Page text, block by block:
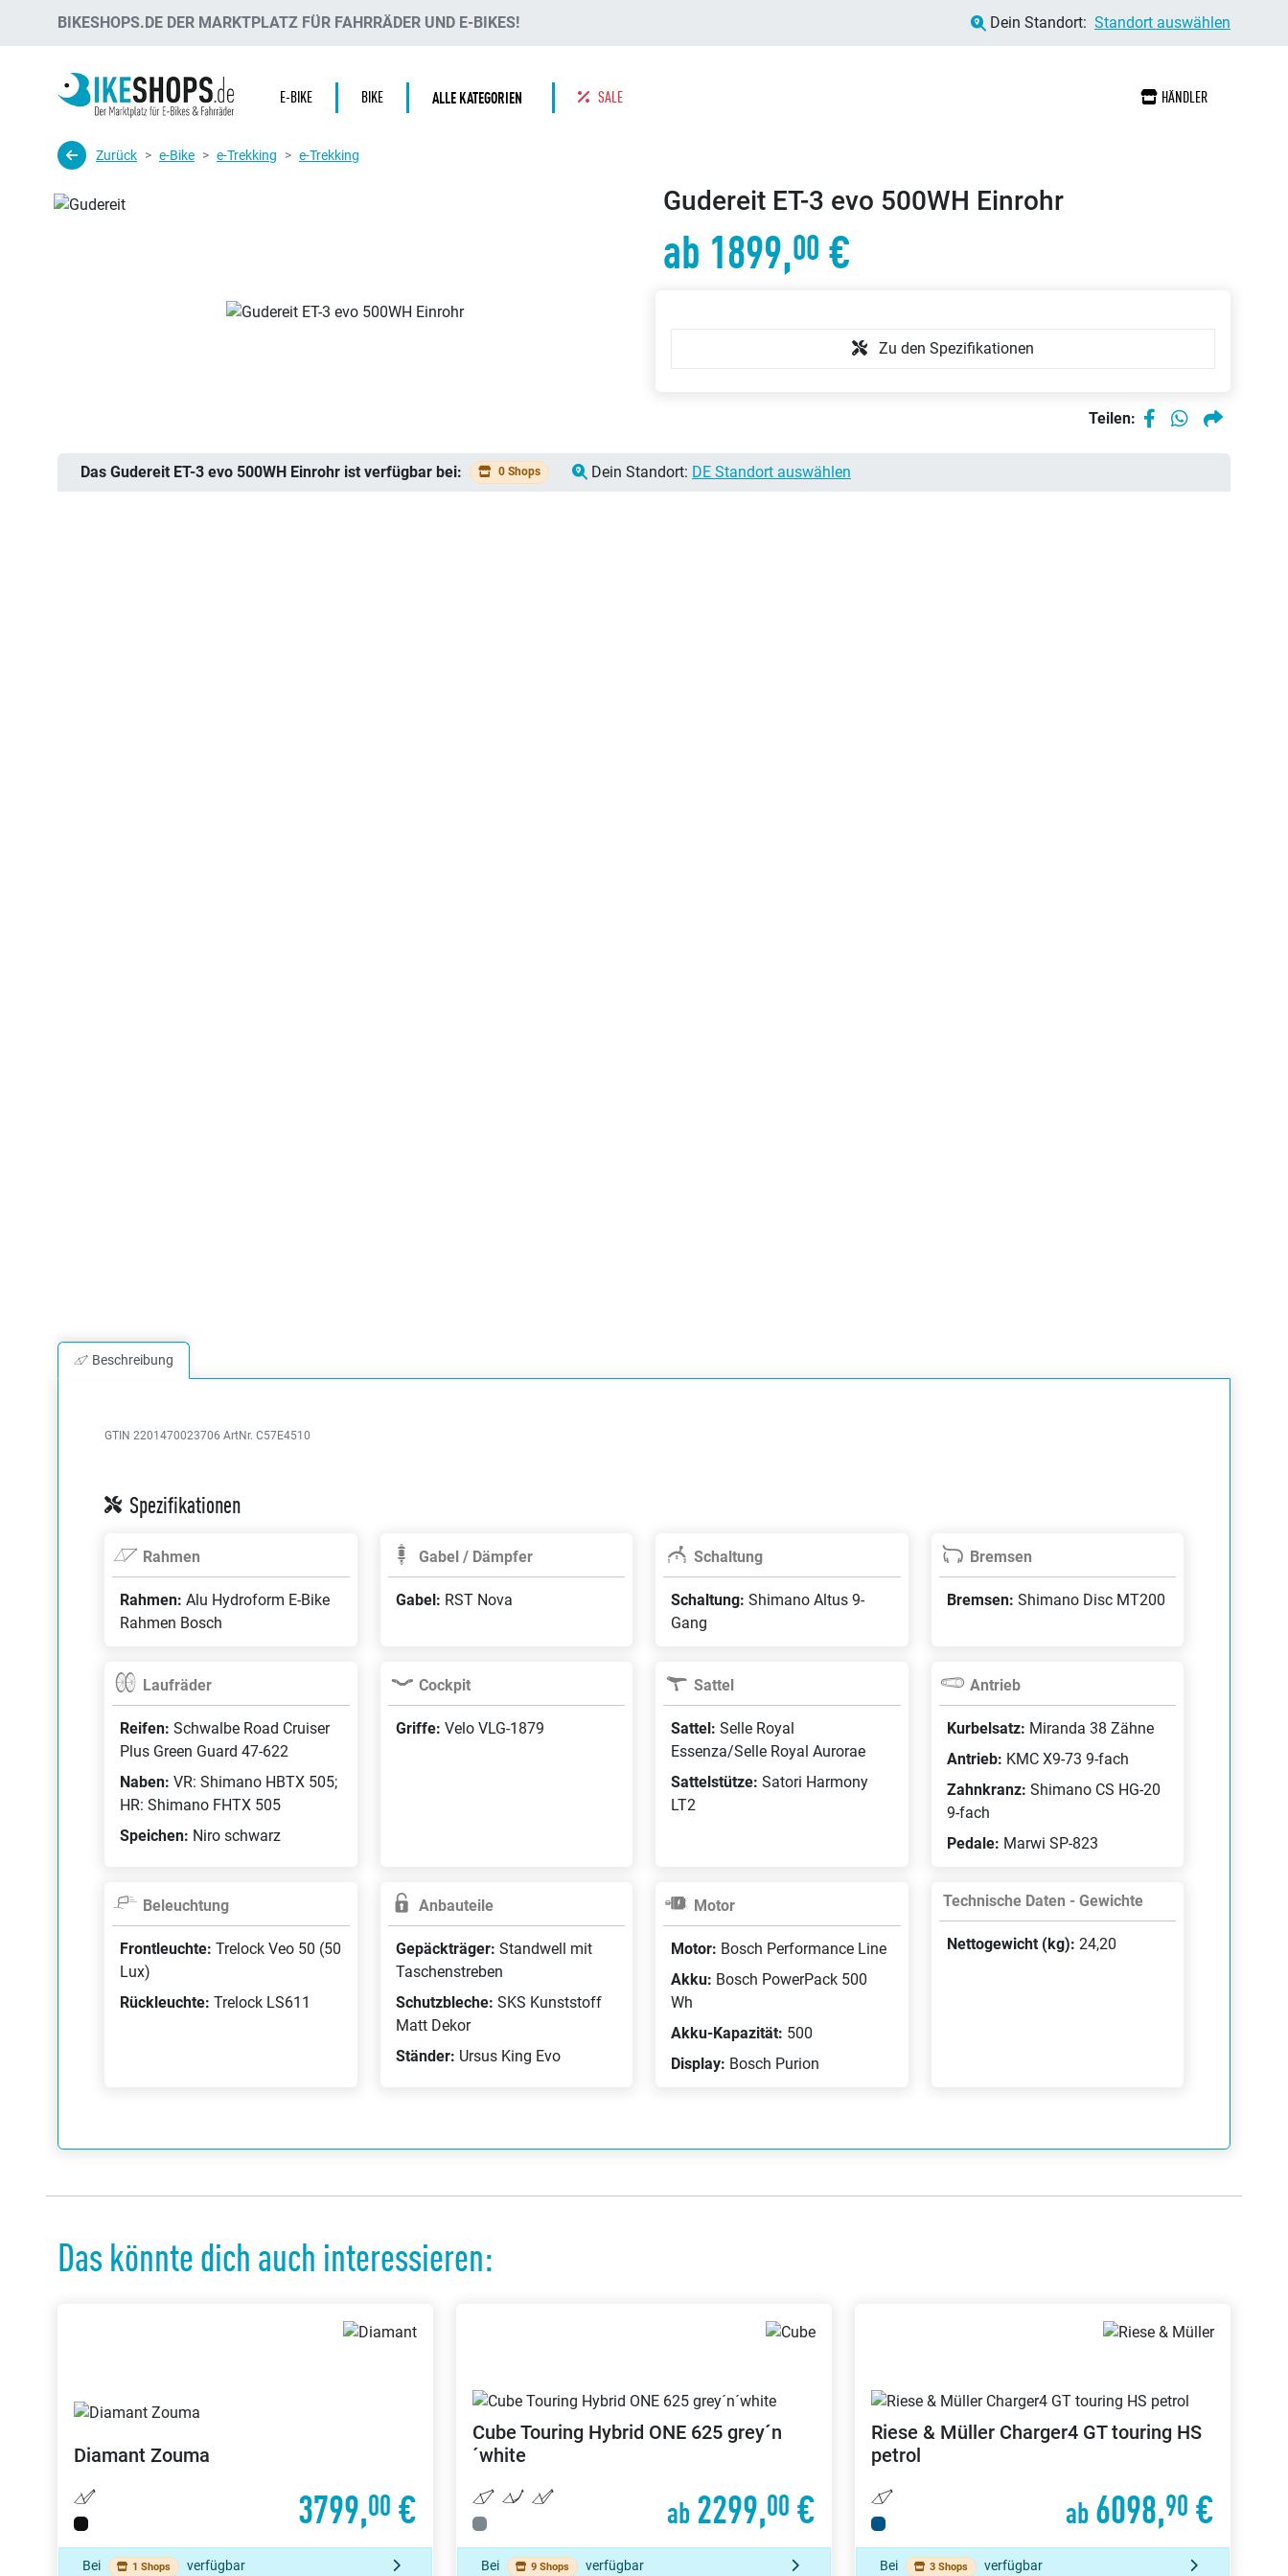
BIKESHOPS.DE DER MARKTPLATZ FÜR FAHRRÄDER UND E-BIKES! Dein Standort: Standort auswählen
E-BIKE BIKE ALLE KATEGORIEN SALE HÄNDLER
Zurück e-Bike e-Trekking e-Trekking
Gudereit ET-3 evo 500WH Einrohr
ab 1899,00 €
Zu den Spezifikationen
Teilen:
Das Gudereit ET-3 evo 500WH Einrohr ist verfügbar bei: 0 Shops Dein Standort: DE Standort auswählen
Beschreibung
GTIN 2201470023706 ArtNr. C57E4510
Spezifikationen
Rahmen
Rahmen: Alu Hydroform E-Bike
Rahmen Bosch
Gabel / Dämpfer
Gabel: RST Nova
Schaltung
Schaltung: Shimano Altus 9-
Gang
Bremsen
Bremsen: Shimano Disc MT200
Laufräder
Reifen: Schwalbe Road Cruiser
Plus Green Guard 47-622
Naben: VR: Shimano HBTX 505;
HR: Shimano FHTX 505
Speichen: Niro schwarz
Cockpit
Griffe: Velo VLG-1879
Sattel
Sattel: Selle Royal
Essenza/Selle Royal Aurorae
Sattelstütze: Satori Harmony
LT2
Antrieb
Kurbelsatz: Miranda 38 Zähne
Antrieb: KMC X9-73 9-fach
Zahnkranz: Shimano CS HG-20
9-fach
Pedale: Marwi SP-823
Beleuchtung
Frontleuchte: Trelock Veo 50 (50
Lux)
Rückleuchte: Trelock LS611
Anbauteile
Gepäckträger: Standwell mit
Taschenstreben
Schutzbleche: SKS Kunststoff
Matt Dekor
Ständer: Ursus King Evo
Motor
Motor: Bosch Performance Line
Akku: Bosch PowerPack 500
Wh
Akku-Kapazität: 500
Display: Bosch Purion
Technische Daten - Gewichte
Nettogewicht (kg): 24,20
Das könnte dich auch interessieren:
Diamant Zouma
3799,00 €
Bei 1 Shops verfügbar
Cube Touring Hybrid ONE 625 grey´n
´white
ab2299,00 €
Bei 9 Shops verfügbar
Riese & Müller Charger4 GT touring HS
petrol
ab6098,90 €
Bei 3 Shops verfügbar